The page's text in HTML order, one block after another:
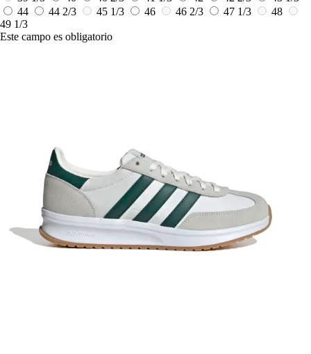
44
44 2/3 45 1/3 46 46 2/3 47 1/3
48
49 1/3
Este campo es obligatorio